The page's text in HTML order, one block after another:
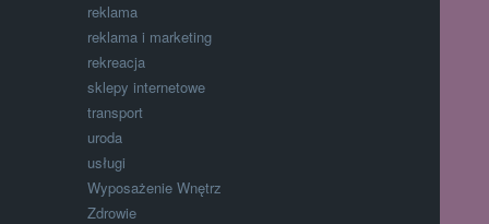
reklama
reklama i marketing
rekreacja
sklepy internetowe
transport
uroda
usługi
Wyposażenie Wnętrz
Zdrowie